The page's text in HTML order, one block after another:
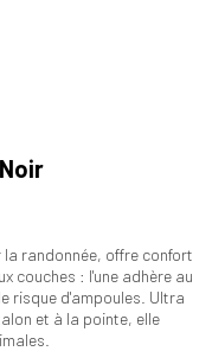
la randonnée, offre confort
couches : l'une adhère au
risque d'ampoules. Ultra
et à la pointe, elle